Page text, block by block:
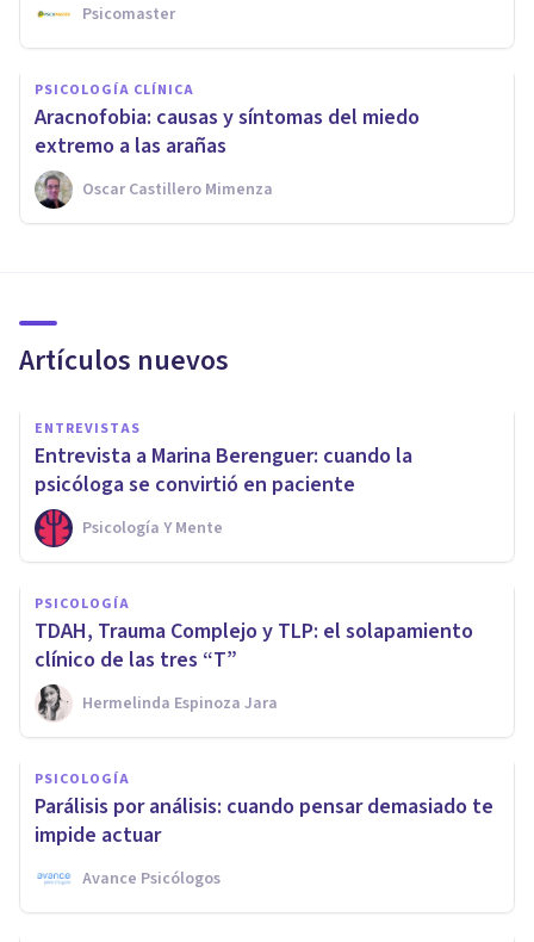
Psicomaster
PSICOLOGÍA CLÍNICA
Aracnofobia: causas y síntomas del miedo
extremo a las arañas
Oscar Castillero Mimenza
Artículos nuevos
ENTREVISTAS
Entrevista a Marina Berenguer: cuando la
psicóloga se convirtió en paciente
Psicología Y Mente
PSICOLOGÍA
TDAH, Trauma Complejo y TLP: el solapamiento
clínico de las tres “T”
Hermelinda Espinoza Jara
PSICOLOGÍA
Parálisis por análisis: cuando pensar demasiado te
impide actuar
Avance Psicólogos